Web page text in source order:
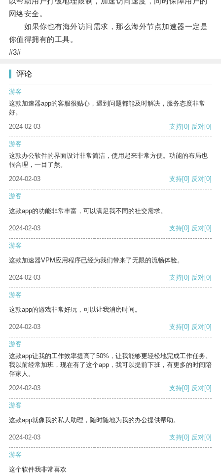
网络安全。
如果你也有海外访问需求，那么海外节点加速器一定是
你值得拥有的工具。
#3#
评论
游客
这款加速器app的客服很贴心，遇到问题都能及时解决，服务态度非常
好。
2024-02-03
支持[0] 反对[0]
游客
这款办公软件的界面设计非常简洁，使用起来非常方便。功能的布局也
很合理，一目了然。
2024-02-03
支持[0] 反对[0]
游客
这款app的功能非常丰富，可以满足我不同的社交需求。
2024-02-03 支持[0] 反对[0]
游客
这款加速器VPM应用程序已经为我们带来了无限的流畅体验。
2024-02-03 支持[0] 反对[0]
游客
这款app的游戏非常好玩，可以让我消磨时间。
2024-02-03 支持[0] 反对[0]
游客
这款app让我的工作效率提高了50%，让我能够更轻松地完成工作任务。
我以前经常加班，现在有了这个app，我可以提前下班，有更多的时间陪
伴家人。
2024-02-03
支持[0] 反对[0]
游客
这款app就像我的私人助理，随时随地为我的办公提供帮助。
2024-02-03 支持[0] 反对[0]
游客
这个软件我非常喜欢